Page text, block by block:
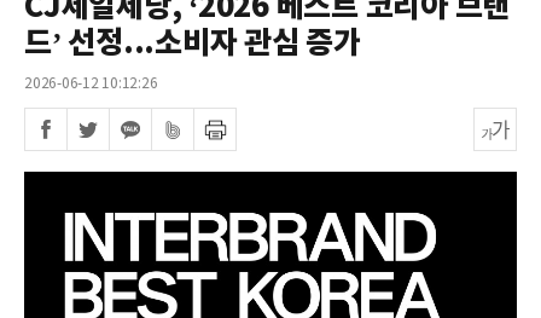
드’ 선정...소비자 관심 증가
2026-06-12 10:12:26